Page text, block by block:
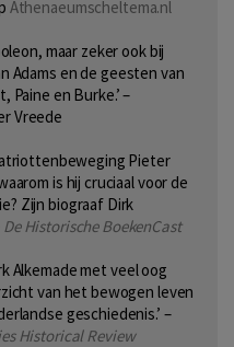
Athenaeumscheltema.nl
maar zeker ook bij
Adams en de geesten van
en Burke.’ –
Vreede
Pieter
is hij cruciaal voor de
Zijn biograaf Dirk
De Historische BoekenCast
Alkemade met veel oog
van het bewogen leven
geschiedenis.’ –
Historical Review